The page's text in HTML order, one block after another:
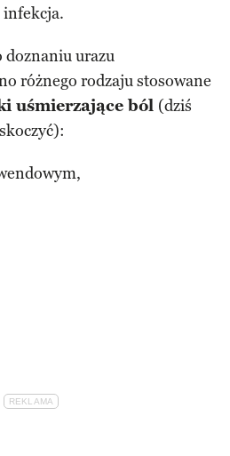
infekcja.
doznaniu urazu
różnego rodzaju stosowane
uśmierzające ból (dziś